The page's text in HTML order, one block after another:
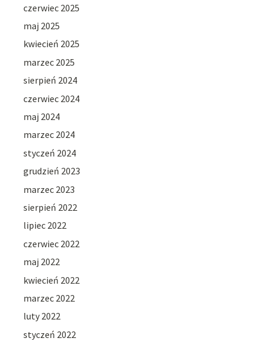
czerwiec 2025
maj 2025
kwiecień 2025
marzec 2025
sierpień 2024
czerwiec 2024
maj 2024
marzec 2024
styczeń 2024
grudzień 2023
marzec 2023
sierpień 2022
lipiec 2022
czerwiec 2022
maj 2022
kwiecień 2022
marzec 2022
luty 2022
styczeń 2022